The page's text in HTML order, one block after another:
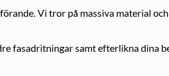
Vi tror på massiva material
fasadritningar samt efterlikna dina